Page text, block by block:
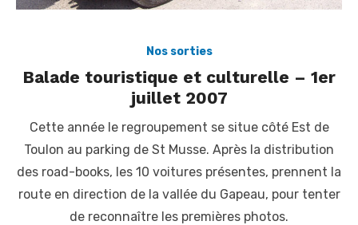
Nos sorties
Balade touristique et culturelle – 1er
juillet 2007
Cette année le regroupement se situe côté Est de
Toulon au parking de St Musse. Après la distribution
des road-books, les 10 voitures présentes, prennent la
route en direction de la vallée du Gapeau, pour tenter
de reconnaître les premières photos.